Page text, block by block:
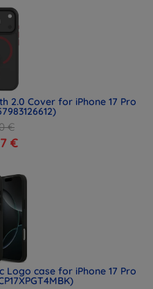
2.0 Cover for iPhone 17 Pro
€
€
Logo case for iPhone 17 Pro